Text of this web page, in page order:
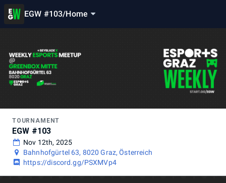
EGW #103/Home
TOURNAMENT
EGW #103
Nov 12th, 2025
Bahnhofgürtel 63, 8020 Graz, Österreich
https://discord.gg/PSXMVp4